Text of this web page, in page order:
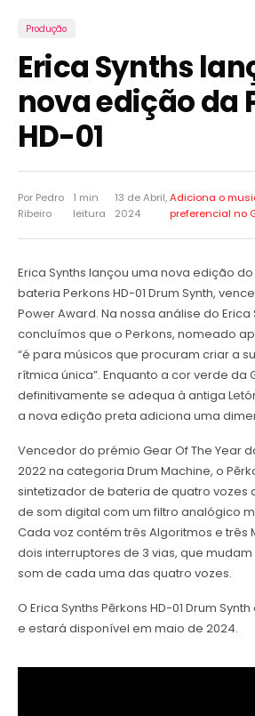
Produção
Erica Synths
nova edição da
HD-01
Por Pedro
Ribeiro
1 min
leitura
13 de Abril,
2024
Adiciona o
preferencial no
Erica Synths lançou uma nova edição
bateria Perkons HD-01 Drum Synth,
Power Award. Na nossa análise do Erica
concluímos que o Perkons, nomeado
“é para músicos que procuram criar a
rítmica única”. Enquanto a cor verde da
definitivamente se adequa à antiga
a nova edição preta adiciona uma
Vencedor do prémio Gear Of The Year
2022 na categoria Drum Machine, o
sintetizador de bateria de quatro vozes
de som digital com um filtro analógico
Cada voz contém três Algoritmos e três
dois interruptores de 3 vias, que
som de cada uma das quatro vozes.
O Erica Synths Pērkons HD-01 Drum
e estará disponível em maio de 2024.